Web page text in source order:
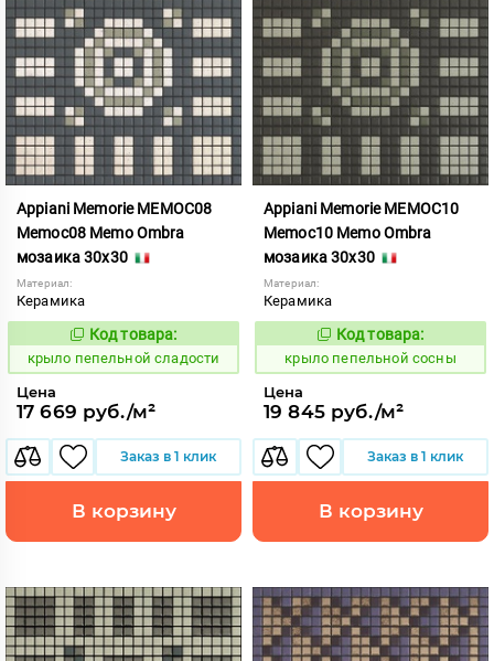
Appiani Memorie MEMOC08
Memoc08 Memo Ombra
мозаика 30x30
Материал:
Керамика
836970
Код товара:
крыло пепельной сладости
Цена
17 669 руб./м²
Заказ в 1 клик
В корзину
Appiani Memorie MEMOC10
Memoc10 Memo Ombra
мозаика 30x30
Материал:
Керамика
836972
Код товара:
крыло пепельной сосны
Цена
19 845 руб./м²
Заказ в 1 клик
В корзину